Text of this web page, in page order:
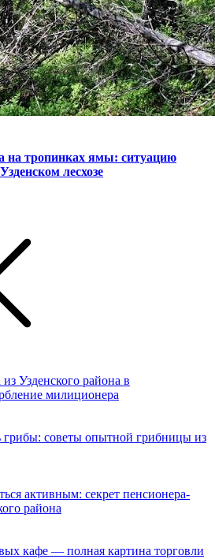
на тропинках ямы: ситуацию
лесхозе
Узденского района в
милиционера
грибы: советы опытной грибницы из
активным: секрет пенсионера-
района
кафе — полная картина торговли